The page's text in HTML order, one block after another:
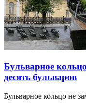
Бульварное
десять бульваров
Бульварное кольцо не